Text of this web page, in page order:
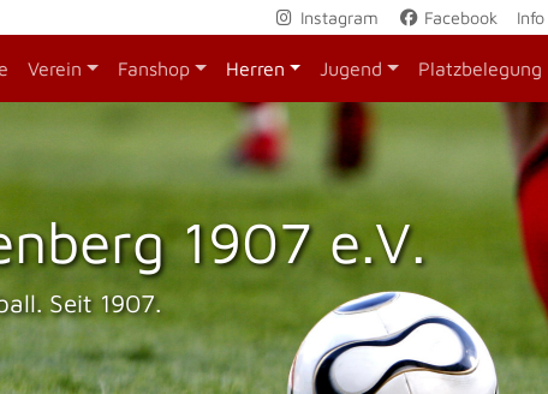
Instagram Facebook
Verein Fanshop Herren Jugend Platzbelegung
1907 e.V.
Seit 1907.